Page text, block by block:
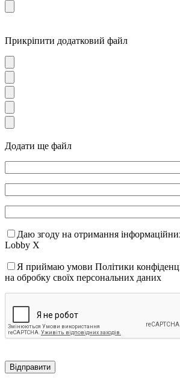
Прикріпити додатковий файл
Додати ще файл
Даю згоду на отримання
Lobby X
Я приймаю умови Політики
на обробку своїх персональних даних